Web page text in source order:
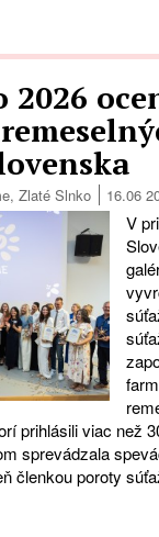
2026
, Zlaté Slnko 16.06
V
prihlásili viac než
sprevádzala
členkou poroty